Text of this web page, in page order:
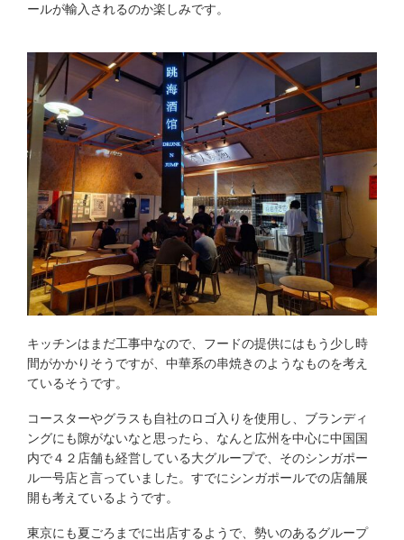
ールが輸入されるのか楽しみです。
キッチンはまだ工事中なので、フードの提供にはもう少し時
間がかかりそうですが、中華系の串焼きのようなものを考え
ているそうです。
コースターやグラスも自社のロゴ入りを使用し、ブランディ
ングにも隙がないなと思ったら、なんと広州を中心に中国国
内で４２店舗も経営している大グループで、そのシンガポー
ル一号店と言っていました。すでにシンガポールでの店舗展
開も考えているようです。
東京にも夏ごろまでに出店するようで、勢いのあるグループ